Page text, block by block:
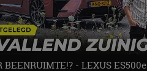
BEENRUIMTE!? - LEXUS ES500e
de CloudFlare-service om
en alle
van het IP-adres van de bezoeker
het ondersteunen van de
en in het bieden van
bezoekers.